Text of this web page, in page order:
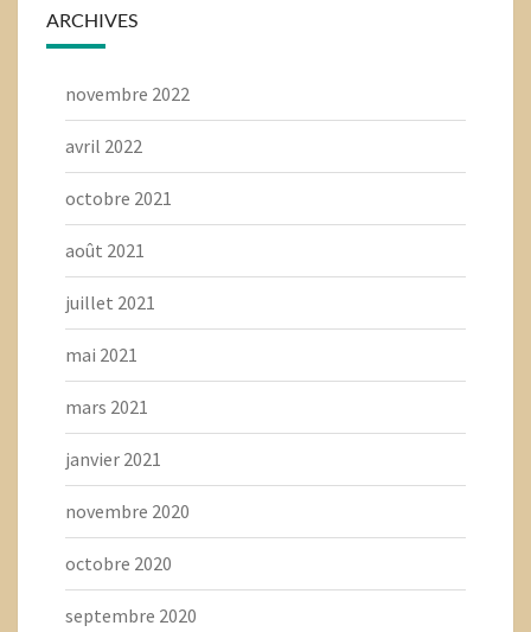
ARCHIVES
novembre 2022
avril 2022
octobre 2021
août 2021
juillet 2021
mai 2021
mars 2021
janvier 2021
novembre 2020
octobre 2020
septembre 2020